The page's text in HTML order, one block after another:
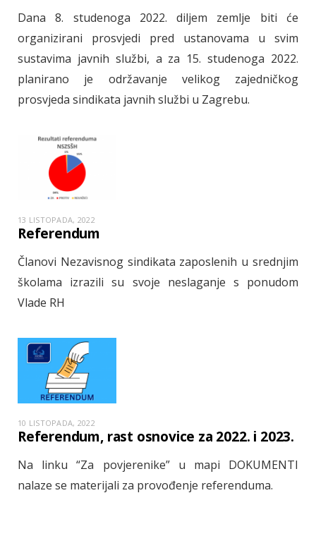
Dana 8. studenoga 2022. diljem zemlje biti će
organizirani prosvjedi pred ustanovama u svim
sustavima javnih službi, a za 15. studenoga 2022.
planirano je održavanje velikog zajedničkog
prosvjeda sindikata javnih službi u Zagrebu.
13 LISTOPADA, 2022
Referendum
Članovi Nezavisnog sindikata zaposlenih u srednjim
školama izrazili su svoje neslaganje s ponudom
Vlade RH
10 LISTOPADA, 2022
Referendum, rast osnovice za 2022. i 2023.
Na linku “Za povjerenike” u mapi DOKUMENTI
nalaze se materijali za provođenje referenduma.